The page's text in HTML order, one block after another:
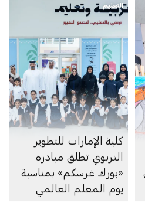
التعليم
كلية الإمارات للتطوير
التربوي تطلق مبادرة
«بورك غرسكم» بمناسبة
يوم المعلم العالمي